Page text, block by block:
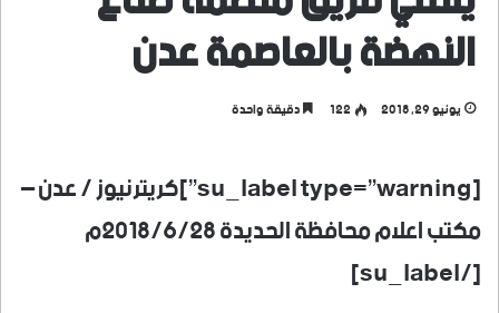
النهضة بالعاصمة عدن
يونيو 29, 2018 122 دقيقة واحدة
[su_label type=”warning”]كريترنيوز / عدن –
مكتب اعلام محافظة الحديدة 2018/6/28م
[/su_label]